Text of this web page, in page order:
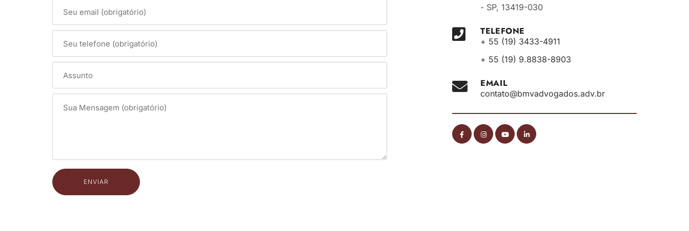
- SP, 13419-030
TELEFONE
+ 55 (19) 3433-4911
+ 55 (19) 9.8838-8903
EMAIL
contato@bmvadvogados.adv.br